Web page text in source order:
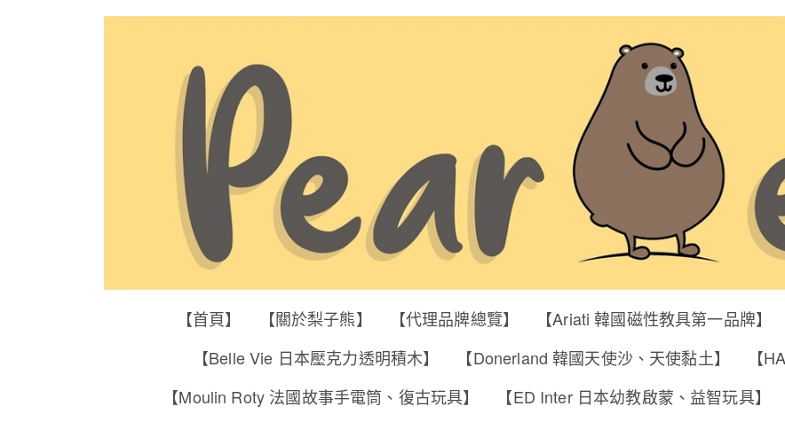
【首頁】 【關於梨子熊】 【代理品牌總覽】 【Ariati 韓國磁性教具第一品牌】
【Belle Vie 日本壓克力透明積木】
【Donerland 韓國天使沙、天使黏土】
【
【Moulin Roty 法國故事手電筒、復古玩具】
【ED Inter 日本幼教啟蒙、益智玩具】